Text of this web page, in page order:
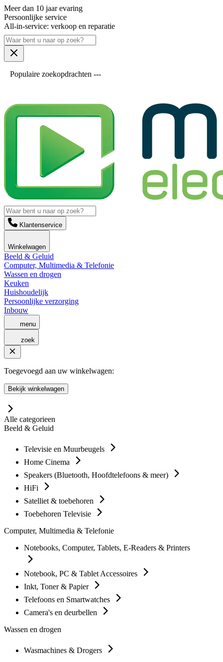
Meer dan 10 jaar evaring
Persoonlijke service
All-in-service: verkoop en reparatie
Populaire zoekopdrachten ---
Klantenservice
Winkelwagen
Beeld & Geluid
Computer, Multimedia & Telefonie
Wassen en drogen
Keuken
Huishoudelijk
Persoonlijke verzorging
Inbouw
menu
zoek
Toegevoegd aan uw winkelwagen:
Bekijk winkelwagen
Alle categorieen
Beeld & Geluid
Televisie en Muurbeugels
Home Cinema
Speakers (Bluetooth, Hoofdtelefoons & meer)
HiFi
Satelliet & toebehoren
Toebehoren Televisie
Computer, Multimedia & Telefonie
Notebooks, Computer, Tablets, E-Readers & Printers
Notebook, PC & Tablet Accessoires
Inkt, Toner & Papier
Telefoons en Smartwatches
Camera's en deurbellen
Wassen en drogen
Wasmachines & Drogers